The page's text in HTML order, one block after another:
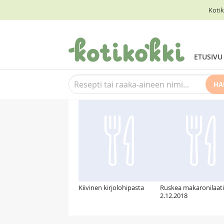
ETUSIVU
Suosittelemme myös
Kiivinen kirjolohipasta
Ruskea
2.12.2018